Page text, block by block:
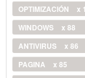
OPTIMIZACIÓN
x
WINDOWS
x 88
ANTIVIRUS
x 86
PAGINA
x 85